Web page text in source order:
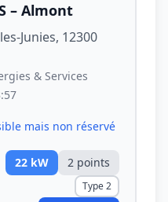
– Almont
Junies, 12300
& Services
mais non réservé
22 kW 2 points
Type 2